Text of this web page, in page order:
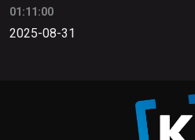
01:11:00
2025-08-31